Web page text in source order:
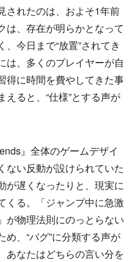
されたのは、およそ1年前
は、存在が明らかとなって
今日まで“放置”されてき
は、多くのプレイヤーが自
得に時間を費やしてきた事
ると、“仕様”とする声が
』全体のゲームデザイ
ない反動が設けられていた
が遅くなったりと、現実に
くる。「ジャンプ中に急激
が物理法則にのっとらない
、“バグ”に分類する声が
あなたはどちらの言い分を